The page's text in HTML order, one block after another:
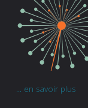
... en savoir plus